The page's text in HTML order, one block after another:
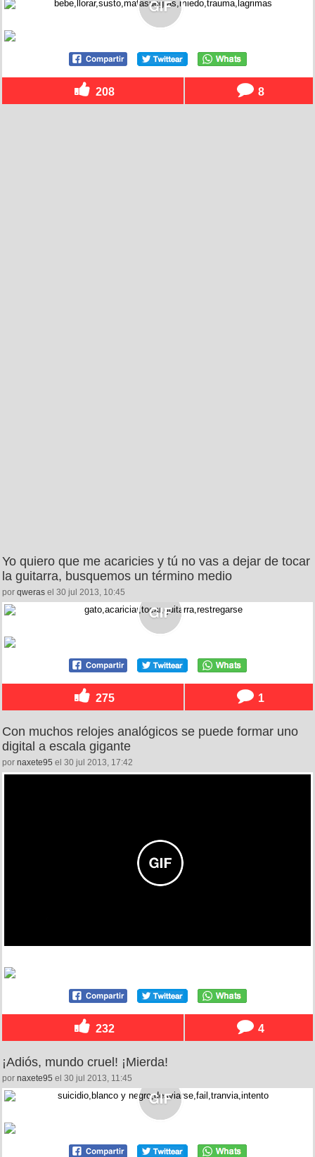
208 8
Yo quiero que me acaricies y tú no vas a dejar de tocar
la guitarra, busquemos un término medio
por qweras el 30 jul 2013, 10:45
275 1
Con muchos relojes analógicos se puede formar uno
digital a escala gigante
por naxete95 el 30 jul 2013, 17:42
232 4
¡Adiós, mundo cruel! ¡Mierda!
por naxete95 el 30 jul 2013, 11:45